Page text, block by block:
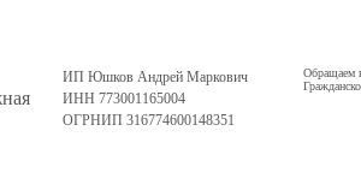
ИП Юшков Андрей Маркович
ИНН 773001165004
ОГРНИП 316774600148351
Обращаем